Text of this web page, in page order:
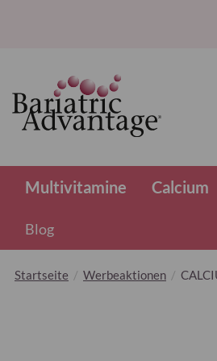
Multivitamine Calcium
Blog
Startseite Werbeaktionen